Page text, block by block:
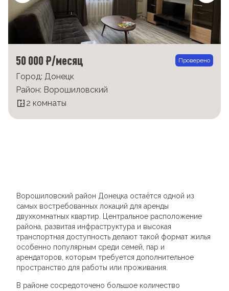
50 000 ₽/месяц Проверено
Город: Донецк
Район: Ворошиловский
2 комнаты
Ворошиловский район Донецка остаётся одной из
самых востребованных локаций для аренды
двухкомнатных квартир. Центральное расположение
района, развитая инфраструктура и высокая
транспортная доступность делают такой формат жилья
особенно популярным среди семей, пар и
арендаторов, которым требуется дополнительное
пространство для работы или проживания.
В районе сосредоточено большое количество